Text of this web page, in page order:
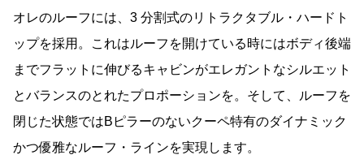
オレのルーフには、3 分割式のリトラクタブル・ハードト
ップを採用。これはルーフを開けている時にはボディ後端
までフラットに伸びるキャビンがエレガントなシルエット
とバランスのとれたプロポーションを。そして、ルーフを
閉じた状態ではBピラーのないクーペ特有のダイナミック
かつ優雅なルーフ・ラインを実現します。